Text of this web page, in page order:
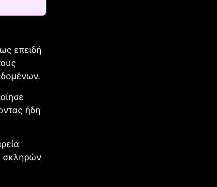
επειδή
ήδη
σκληρών